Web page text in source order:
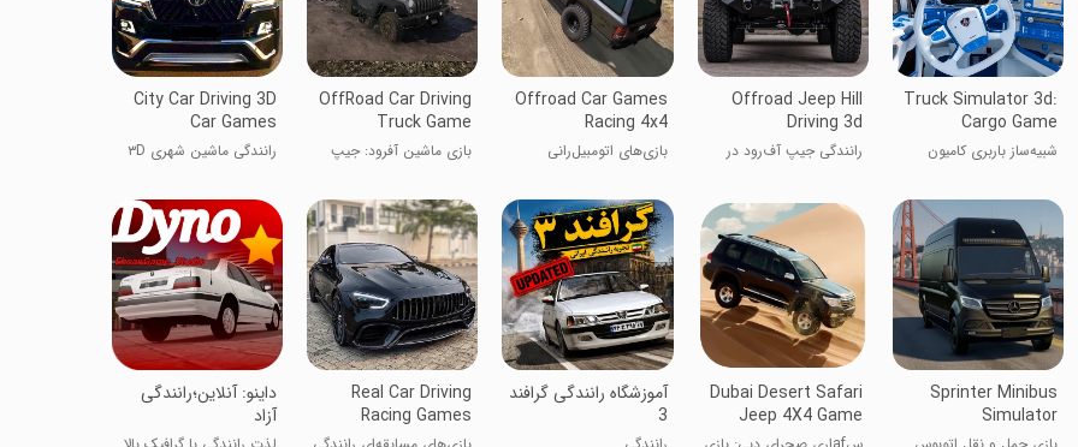
Truck Simulator 3d:
Cargo Game
شبیه‌ساز باربری کامیون
Offroad Jeep Hill
Driving 3d
رانندگی جیپ آف‌رود در
Offroad Car Games
Racing 4x4
بازی‌های اتومبیل‌رانی
OffRoad Car Driving
Truck Game
بازی ماشین آفرود: جیپ
City Car Driving 3D
Car Games
رانندگی ماشین شهری ۳D
Sprinter Minibus
Simulator
Dubai Desert Safari
Jeep 4X4 Game
‏آموزشگاه رانندگی گرافند
3
Real Car Driving
Racing Games
‏‏‏‏‏داینو: آنلاین؛رانندگی
آزاد